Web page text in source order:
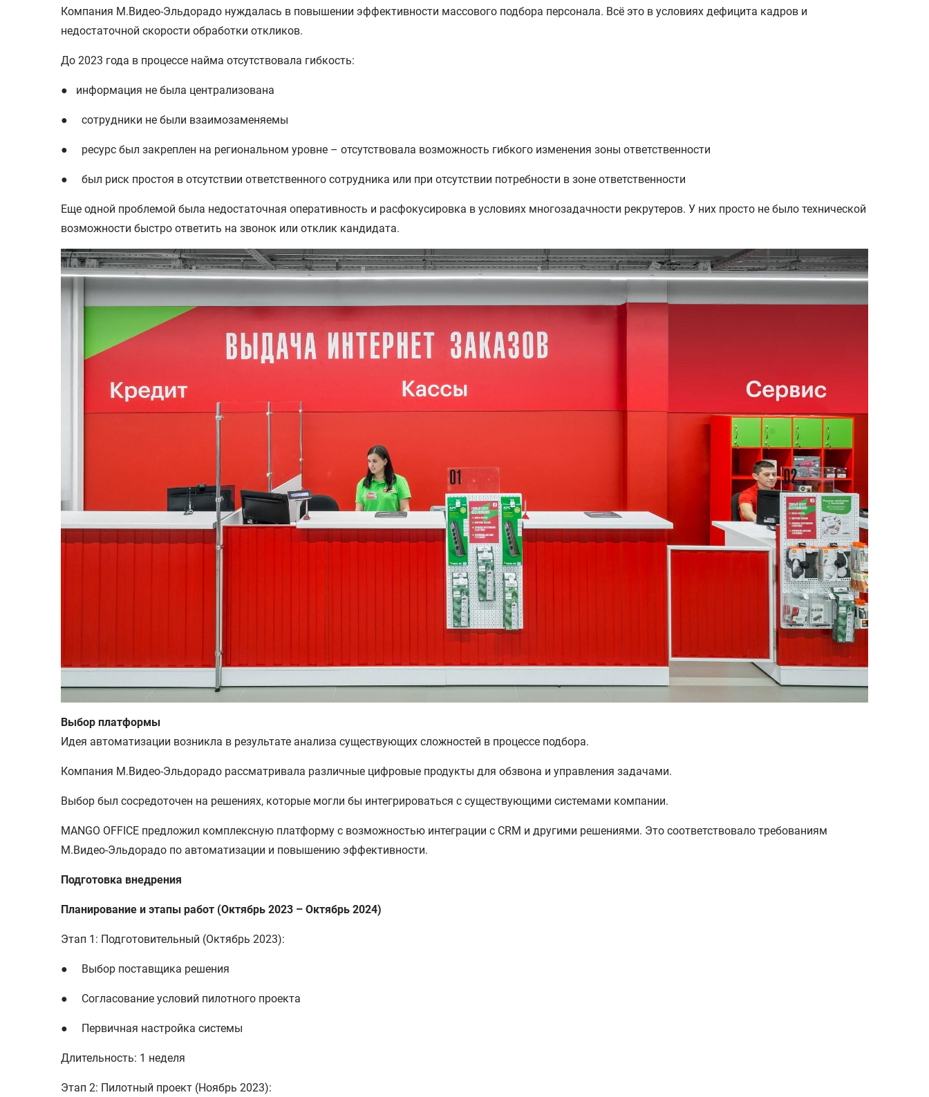
Компания М.Видео-Эльдорадо нуждалась в повышении эффективности массового подбора персонала. Всё это в условиях дефицита кадров и
недостаточной скорости обработки откликов.
До 2023 года в процессе найма отсутствовала гибкость:
● информация не была централизована
● сотрудники не были взаимозаменяемы
● ресурс был закреплен на региональном уровне – отсутствовала возможность гибкого изменения зоны ответственности
● был риск простоя в отсутствии ответственного сотрудника или при отсутствии потребности в зоне ответственности
Еще одной проблемой была недостаточная оперативность и расфокусировка в условиях многозадачности рекрутеров. У них просто не было технической
возможности быстро ответить на звонок или отклик кандидата.
Выбор платформы
Идея автоматизации возникла в результате анализа существующих сложностей в процессе подбора.
Компания М.Видео-Эльдорадо рассматривала различные цифровые продукты для обзвона и управления задачами.
Выбор был сосредоточен на решениях, которые могли бы интегрироваться с существующими системами компании.
MANGO OFFICE предложил комплексную платформу с возможностью интеграции с CRM и другими решениями. Это соответствовало требованиям
М.Видео-Эльдорадо по автоматизации и повышению эффективности.
Подготовка внедрения
Планирование и этапы работ (Октябрь 2023 – Октябрь 2024)
Этап 1: Подготовительный (Октябрь 2023):
● Выбор поставщика решения
● Согласование условий пилотного проекта
● Первичная настройка системы
Длительность: 1 неделя
Этап 2: Пилотный проект (Ноябрь 2023):